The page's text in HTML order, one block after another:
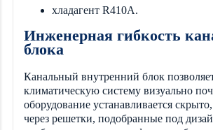
хладагент R410A.
Инженерная гибкость
блока
Канальный внутренний блок
климатическую систему визуально
оборудование устанавливается
через решетки, подобранные под